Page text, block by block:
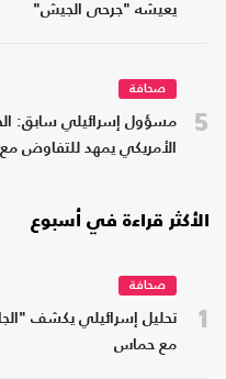
يعيشه "جرحى الجيش"
5
صحافة
مسؤول إسرائيلي سابق:
الأمريكي يمهد للتفاوض مع
الأكثر قراءة في أسبوع
1
صحافة
تحليل إسرائيلي يكشف
مع حماس